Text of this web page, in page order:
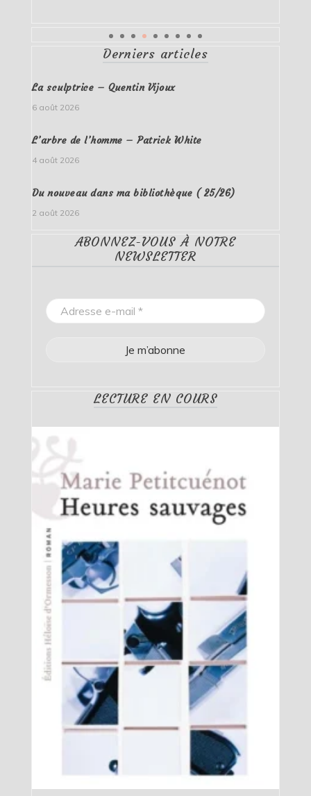
Derniers articles
La sculptrice – Quentin Vijoux
6 août 2026
L’arbre de l’homme – Patrick White
4 août 2026
Du nouveau dans ma bibliothèque ( 25/26)
2 août 2026
ABONNEZ-VOUS À NOTRE
NEWSLETTER
LECTURE EN COURS